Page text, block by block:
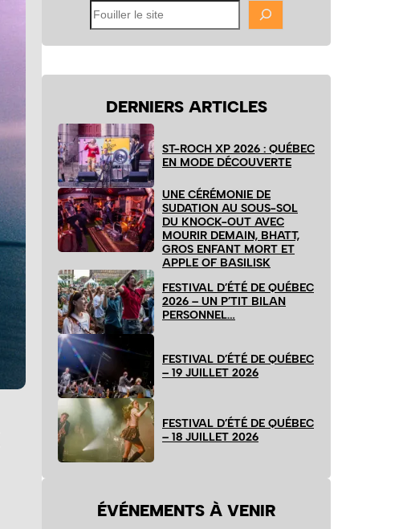
Fouiller
le
site
DERNIERS ARTICLES
ST-ROCH XP 2026 : QUÉBEC
EN MODE DÉCOUVERTE
UNE CÉRÉMONIE DE
SUDATION AU SOUS-SOL
DU KNOCK-OUT AVEC
MOURIR DEMAIN, BHATT,
GROS ENFANT MORT ET
APPLE OF BASILISK
FESTIVAL D’ÉTÉ DE QUÉBEC
2026 – UN P’TIT BILAN
PERSONNEL…
FESTIVAL D’ÉTÉ DE QUÉBEC
– 19 JUILLET 2026
FESTIVAL D’ÉTÉ DE QUÉBEC
– 18 JUILLET 2026
ÉVÉNEMENTS À VENIR